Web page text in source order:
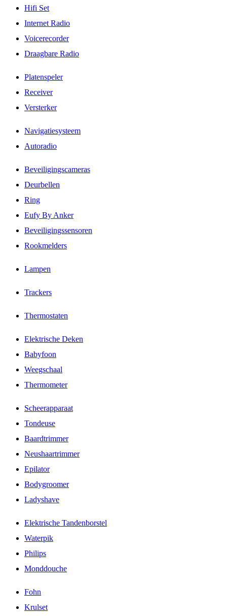
Hifi Set
Internet Radio
Voicerecorder
Draagbare Radio
Platenspeler
Receiver
Versterker
Navigatiesysteem
Autoradio
Beveiligingscameras
Deurbellen
Ring
Eufy By Anker
Beveiligingssensoren
Rookmelders
Lampen
Trackers
Thermostaten
Elektrische Deken
Babyfoon
Weegschaal
Thermometer
Scheerapparaat
Tondeuse
Baardtrimmer
Neushaartrimmer
Epilator
Bodygroomer
Ladyshave
Elektrische Tandenborstel
Waterpik
Philips
Monddouche
Fohn
Krulset